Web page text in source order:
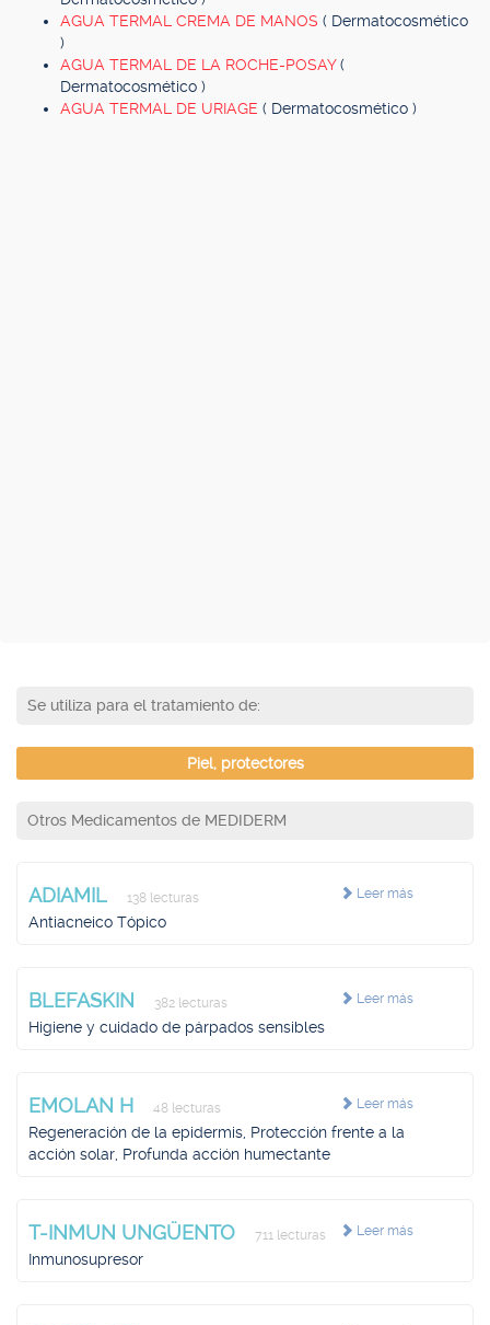
AGUA TERMAL CREMA DE MANOS ( Dermatocosmético
)
AGUA TERMAL DE LA ROCHE-POSAY(
Dermatocosmético )
AGUA TERMAL DE URIAGE ( Dermatocosmético )
Se utiliza para el tratamiento de:
Piel, protectores
Otros Medicamentos de MEDIDERM
Leer más
ADIAMIL 138 lecturas
Antiacneico Tópico
Leer más
BLEFASKIN 382 lecturas
Higiene y cuidado de párpados sensibles
Leer más
EMOLAN H 48 lecturas
Regeneración de la epidermis, Protección frente a la
acción solar, Profunda acción humectante
Leer más
T-INMUN UNGÜENTO 711 lecturas
Inmunosupresor